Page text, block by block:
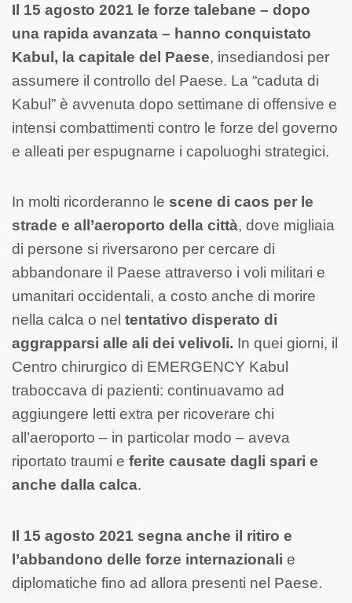
Il 15 agosto 2021 le forze talebane – dopo
una rapida avanzata – hanno conquistato
Kabul, la capitale del Paese, insediandosi per
assumere il controllo del Paese. La “caduta di
Kabul” è avvenuta dopo settimane di offensive e
intensi combattimenti contro le forze del governo
e alleati per espugnarne i capoluoghi strategici.
In molti ricorderanno le scene di caos per le
strade e all’aeroporto della città, dove migliaia
di persone si riversarono per cercare di
abbandonare il Paese attraverso i voli militari e
umanitari occidentali, a costo anche di morire
nella calca o nel tentativo disperato di
aggrapparsi alle ali dei velivoli. In quei giorni, il
Centro chirurgico di EMERGENCY Kabul
traboccava di pazienti: continuavamo ad
aggiungere letti extra per ricoverare chi
all’aeroporto – in particolar modo – aveva
riportato traumi e ferite causate dagli spari e
anche dalla calca.
Il 15 agosto 2021 segna anche il ritiro e
l’abbandono delle forze internazionali e
diplomatiche fino ad allora presenti nel Paese.